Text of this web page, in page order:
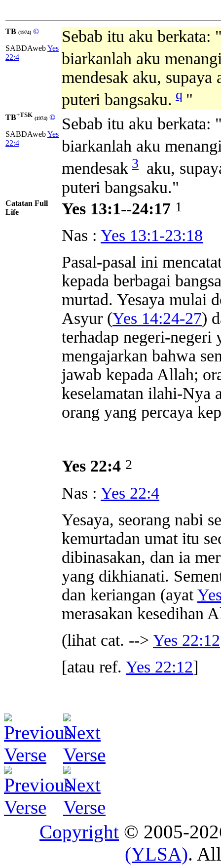
TB (1974) ©
SABDAwebYes
22:4
Sebab itu aku berkata:
biarkanlah aku
mendesak aku, supaya
puteri bangsaku. q "
TB+TSK (1974) ©
SABDAwebYes
22:4
Sebab itu aku berkata:
biarkanlah aku
mendesak 3 aku,
puteri bangsaku."
Catatan Full
Life
Yes 13:1--24:17 1
Nas : Yes 13:1-23:18
Pasal-pasal ini
kepada berbagai
murtad. Yesaya mulai
Asyur (Yes 14:24-27)
terhadap negeri-
mengajarkan bahwa
jawab kepada Allah;
keselamatan ilahi-Nya
orang yang percaya
Yes 22:4 2
Nas : Yes 22:4
Yesaya, seorang nabi
kemurtadan umat itu
dibinasakan, dan ia
yang dikhianati.
dan keriangan (ayat
merasakan kesedihan
(lihat cat. --> Yes 22:12
[atau ref. Yes 22:12]
Copyright © 2005-
(YLSA).